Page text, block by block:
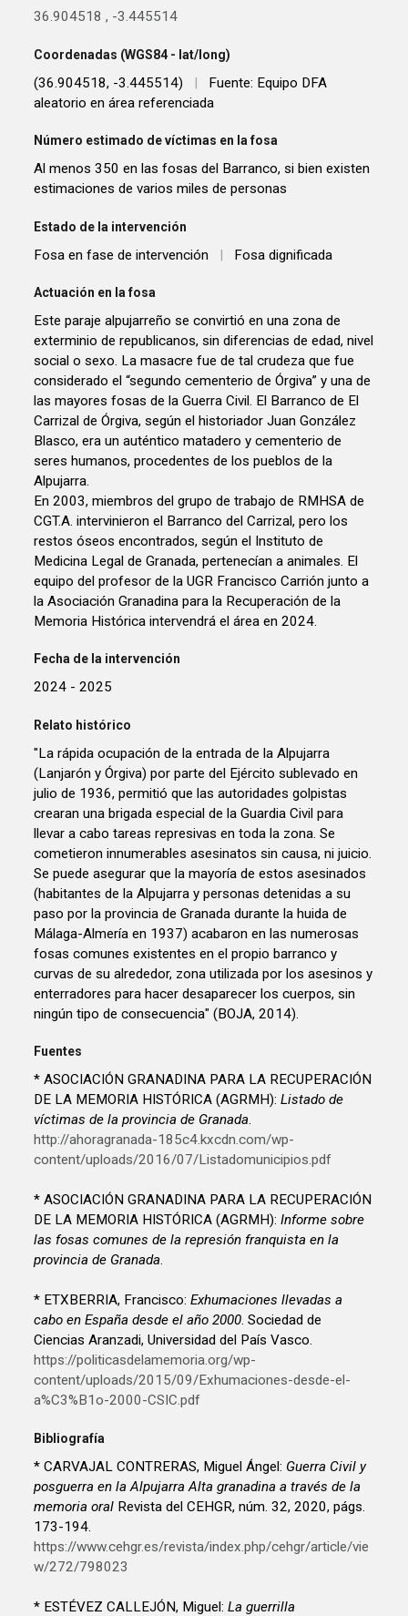
36.904518 , -3.445514
Coordenadas (WGS84 - lat/long)
(36.904518, -3.445514) |
Fuente: Equipo DFA
aleatorio en área referenciada
Número estimado de víctimas en la fosa
Al menos 350 en las fosas del Barranco, si bien existen
estimaciones de varios miles de personas
Estado de la intervención
Fosa en fase de intervención | Fosa dignificada
Actuación en la fosa
Este paraje alpujarreño se convirtió en una zona de
exterminio de republicanos, sin diferencias de edad, nivel
social o sexo. La masacre fue de tal crudeza que fue
considerado el “segundo cementerio de Órgiva” y una de
las mayores fosas de la Guerra Civil. El Barranco de El
Carrizal de Órgiva, según el historiador Juan González
Blasco, era un auténtico matadero y cementerio de
seres humanos, procedentes de los pueblos de la
Alpujarra.
En 2003, miembros del grupo de trabajo de RMHSA de
CGT.A. intervinieron el Barranco del Carrizal, pero los
restos óseos encontrados, según el Instituto de
Medicina Legal de Granada, pertenecían a animales. El
equipo del profesor de la UGR Francisco Carrión junto a
la Asociación Granadina para la Recuperación de la
Memoria Histórica intervendrá el área en 2024.
Fecha de la intervención
2024 - 2025
Relato histórico
"La rápida ocupación de la entrada de la Alpujarra
(Lanjarón y Órgiva) por parte del Ejército sublevado en
julio de 1936, permitió que las autoridades golpistas
crearan una brigada especial de la Guardia Civil para
llevar a cabo tareas represivas en toda la zona. Se
cometieron innumerables asesinatos sin causa, ni juicio.
Se puede asegurar que la mayoría de estos asesinados
(habitantes de la Alpujarra y personas detenidas a su
paso por la provincia de Granada durante la huida de
Málaga-Almería en 1937) acabaron en las numerosas
fosas comunes existentes en el propio barranco y
curvas de su alrededor, zona utilizada por los asesinos y
enterradores para hacer desaparecer los cuerpos, sin
ningún tipo de consecuencia" (BOJA, 2014).
Fuentes
* ASOCIACIÓN GRANADINA PARA LA RECUPERACIÓN
DE LA MEMORIA HISTÓRICA (AGRMH):Listado de
víctimas de la provincia de Granada.
http://ahoragranada-185c4.kxcdn.com/wp-
content/uploads/2016/07/Listadomunicipios.pdf
* ASOCIACIÓN GRANADINA PARA LA RECUPERACIÓN
DE LA MEMORIA HISTÓRICA (AGRMH):Informe sobre
las fosas comunes de la represión franquista en la
provincia de Granada.
* ETXBERRIA, Francisco:Exhumaciones llevadas a
cabo en España desde el año 2000. Sociedad de
Ciencias Aranzadi, Universidad del País Vasco.
https://politicasdelamemoria.org/wp-
content/uploads/2015/09/Exhumaciones-desde-el-
a%C3%B1o-2000-CSIC.pdf
Bibliografía
* CARVAJAL CONTRERAS, Miguel Ángel: Guerra Civil y
posguerra en la Alpujarra Alta granadina a través de la
memoria oral Revista del CEHGR, núm. 32, 2020, págs.
173-194.
https://www.cehgr.es/revista/index.php/cehgr/article/vie
w/272/798023
* ESTÉVEZ CALLEJÓN, Miguel:La guerrilla